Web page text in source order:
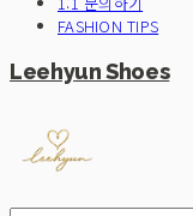
FASHION TIPS
Leehyun Shoes